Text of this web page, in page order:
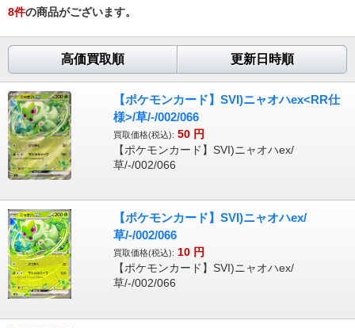
8件の商品がございます。
高価買取順 更新日時順
【ポケモンカード】SVI)ニャオハex<RR仕
様>/草/-/002/066
買取価格(税込): 50 円
【ポケモンカード】SVI)ニャオハex/
草/-/002/066
【ポケモンカード】SVI)ニャオハex/
草/-/002/066
買取価格(税込): 10 円
【ポケモンカード】SVI)ニャオハex/
草/-/002/066